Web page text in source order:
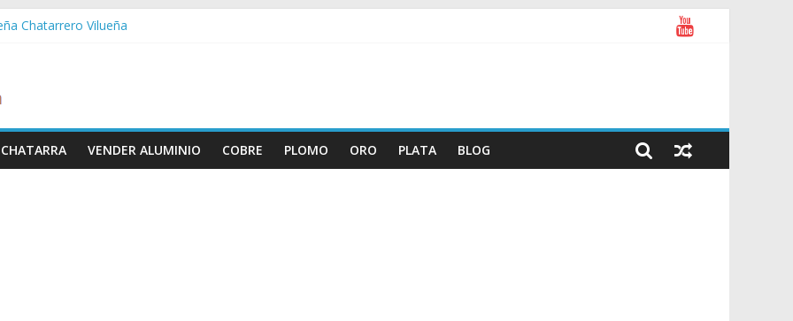
Chatarrero Vilueña
Chatarrero Zaida
Chatarrero Vistabella
VENDER ALUMINIO COBRE PLOMO ORO PLATA BLOG